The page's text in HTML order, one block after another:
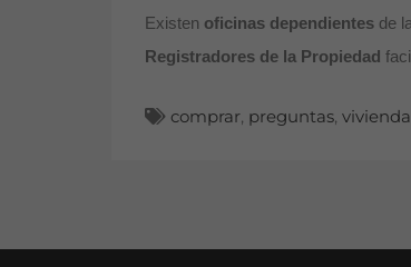
Existen oficinas dependientes de
Registradores de la Propiedad
comprar preguntas vivienda